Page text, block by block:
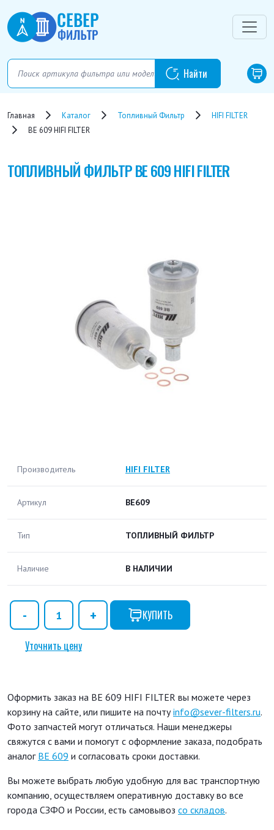
Главная Каталог Топливный Фильтр
HIFI FILTER
BE 609 HIFI FILTER
ТОПЛИВНЫЙ ФИЛЬТРBE 609 HIFI FILTER
Производитель HIFI FILTER
Артикул BE609
Тип ТОПЛИВНЫЙ ФИЛЬТР
Наличие В НАЛИЧИИ
КУПИТЬ
Уточнить цену
Оформить заказ на BE 609 HIFI FILTER вы можете через
корзину на сайте, или пишите на почтуinfo@sever-filters.ru.
Фото запчастей могут отличаться. Наши менеджеры
свяжутся с вами и помогут с оформление заказа, подобрать
аналог BE 609 и согласовать сроки доставки.
Вы можете выбрать любую удобную для вас транспортную
компанию, осуществляем оперативную доставку во все
города СЗФО и России, есть самовывоз со складов.